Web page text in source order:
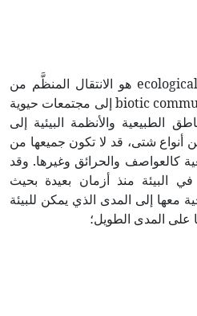
التعاقب البيئي ecological succession هو الانتقال المنظَّم من
مجتمعات حيوية معينة biotic communities إلى مجتمعات حيوية
الطبيعية والأنظمة البيئية إلى
أنواع شتى، قد لا تكون جميعها من
كالعواصف والحرائق وغيرها. وقد
البيئة منذ أزمان بعيدة بحيث
معها إلى المدى الذي يمكن للبيئة
على المدى الطويل؛